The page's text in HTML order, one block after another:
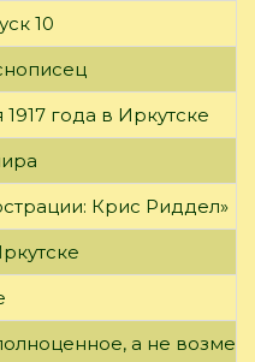
10
года в Иркутске
Крис Риддел»
а не